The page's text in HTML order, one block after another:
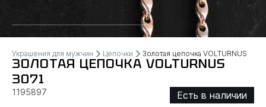
Украшения для мужчин Цепочки Золотая цепочка VOLTURNUS
ЗОЛОТАЯ ЦЕПОЧКА VOLTURNUS
3071
1195897
Есть в наличии